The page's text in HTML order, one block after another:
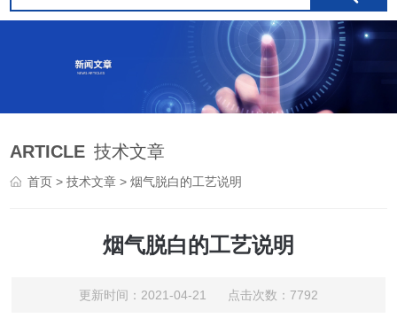
ARTICLE 技术文章
首页 >技术文章 > 烟气脱白的工艺说明
烟气脱白的工艺说明
更新时间：2021-04-21 点击次数：7792